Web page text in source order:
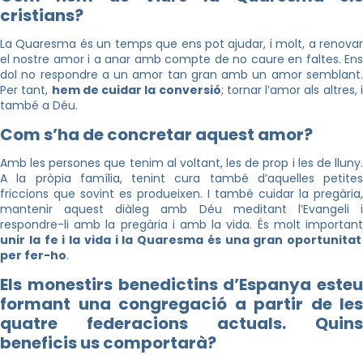
cristians?
La Quaresma és un temps que ens pot ajudar, i molt, a renovar
el nostre amor i a anar amb compte de no caure en faltes. Ens
dol no respondre a un amor tan gran amb un amor semblant.
Per tant, hem de cuidar la conversió; tornar l’amor als altres, i
també a Déu.
Com s’ha de concretar aquest amor?
Amb les persones que tenim al voltant, les de prop i les de lluny.
A la pròpia família, tenint cura també d’aquelles petites
friccions que sovint es produeixen. I també cuidar la pregària,
mantenir aquest diàleg amb Déu meditant l’Evangeli i
respondre-li amb la pregària i amb la vida. És molt important
unir la fe i la vida i la Quaresma és una gran oportunitat
per fer-ho.
Els monestirs benedictins d’Espanya esteu
formant una congregació a partir de les
quatre federacions actuals. Quins
beneficis us comportarà?